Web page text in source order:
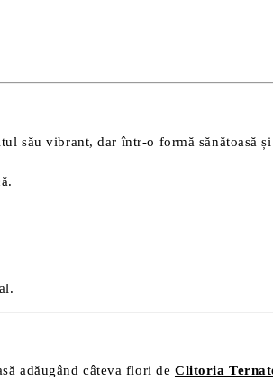
său vibrant, dar într-o formă sănătoasă
adăugând câteva flori de Clitoria